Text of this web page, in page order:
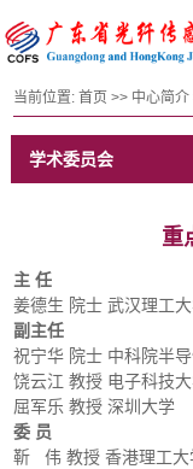
当前位置:首页 >> 中心简介
学术委员会
重
主 任
姜德生 院士 武汉理工
副主任
祝宁华 院士 中科院半
饶云江 教授 电子科技
屈军乐 教授 深圳大学
委 员
靳 伟 教授 香港理工大